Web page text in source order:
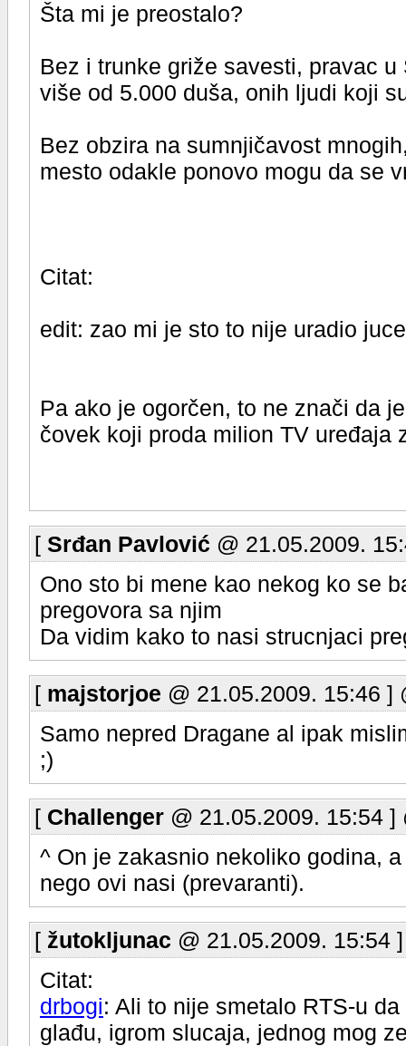
Šta mi je preostalo?
Bez i trunke griže savesti, pravac
više od 5.000 duša, onih ljudi koji
Bez obzira na sumnjičavost
mesto odakle ponovo mogu da se
Citat:
edit: zao mi je sto to nije uradio juce
Pa ako je ogorčen, to ne znači da
čovek koji proda milion TV uređaja
[ Srđan Pavlović @ 21.05.2009.
Ono sto bi mene kao nekog ko se
pregovora sa njim
Da vidim kako to nasi strucnjaci
[ majstorjoe @ 21.05.2009. 15:46 ]
Samo nepred Dragane al ipak
;)
[ Challenger @ 21.05.2009. 15:54 ]
^ On je zakasnio nekoliko godina,
nego ovi nasi (prevaranti).
[ žutokljunac @ 21.05.2009. 15:54
Citat:
drbogi: Ali to nije smetalo RTS-u
glađu, igrom slucaja, jednog mog